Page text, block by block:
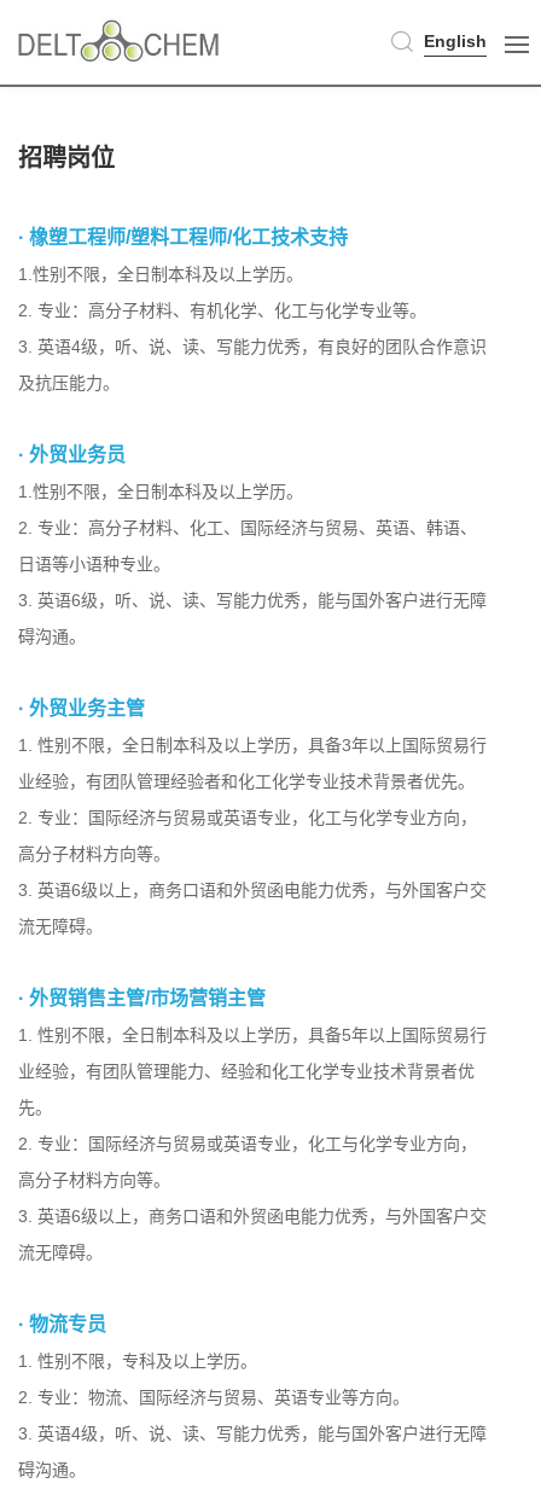
English
招聘岗位
· 橡塑工程师/塑料工程师/化工技术支持
1.性别不限，全日制本科及以上学历。
2. 专业：高分子材料、有机化学、化工与化学专业等。
3. 英语4级，听、说、读、写能力优秀，有良好的团队合作意识
及抗压能力。
· 外贸业务员
1.性别不限，全日制本科及以上学历。
2. 专业：高分子材料、化工、国际经济与贸易、英语、韩语、
日语等小语种专业。
3. 英语6级，听、说、读、写能力优秀，能与国外客户进行无障
碍沟通。
· 外贸业务主管
1. 性别不限，全日制本科及以上学历，具备3年以上国际贸易行
业经验，有团队管理经验者和化工化学专业技术背景者优先。
2. 专业：国际经济与贸易或英语专业，化工与化学专业方向，
高分子材料方向等。
3. 英语6级以上，商务口语和外贸函电能力优秀，与外国客户交
流无障碍。
· 外贸销售主管/市场营销主管
1. 性别不限，全日制本科及以上学历，具备5年以上国际贸易行
业经验，有团队管理能力、经验和化工化学专业技术背景者优
先。
2. 专业：国际经济与贸易或英语专业，化工与化学专业方向，
高分子材料方向等。
3. 英语6级以上，商务口语和外贸函电能力优秀，与外国客户交
流无障碍。
· 物流专员
1. 性别不限，专科及以上学历。
2. 专业：物流、国际经济与贸易、英语专业等方向。
3. 英语4级，听、说、读、写能力优秀，能与国外客户进行无障
碍沟通。